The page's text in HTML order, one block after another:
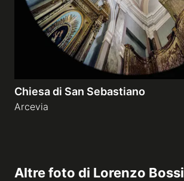
Chiesa di San Sebastiano
Arcevia
Altre foto di Lorenzo Bossi